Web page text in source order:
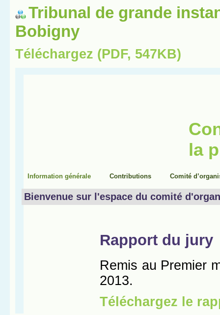
Tribunal de grande
Bobigny
Téléchargez (PDF, 547KB)